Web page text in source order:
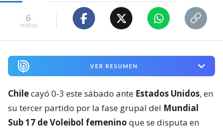
6
visitas
VER RESUMEN
Chilecayó 0-3 este sábado ante Estados Unidos, en
su tercer partido por la fase grupal del Mundial
Sub 17 de Voleibol femenino que se disputa en